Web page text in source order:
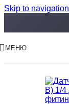
Skip to navigation
МЕНЮ